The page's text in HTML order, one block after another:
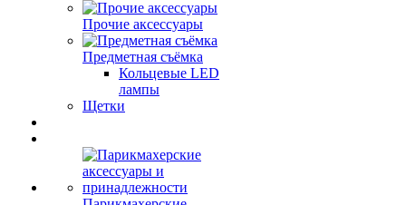
Прочие аксессуары
Предметная съёмка
Кольцевые LED
лампы
Щетки